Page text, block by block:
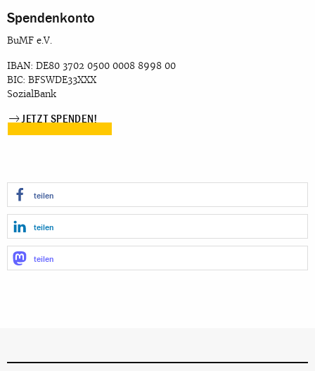
Spendenkonto
BuMF e.V.
IBAN: DE80 3702 0500 0008 8998 00
BIC: BFSWDE33XXX
SozialBank
JETZT SPENDEN!
teilen
teilen
teilen